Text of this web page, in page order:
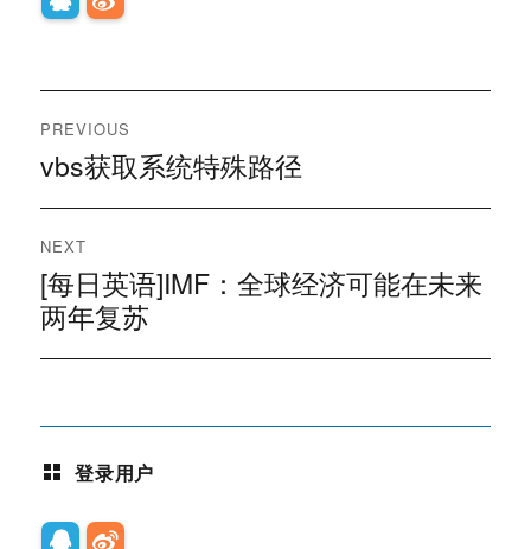
文
章
导
航
PREVIOUS
Previous
vbs获取系统特殊路径
NEXT
Next
post:
[每日英语]IMF：全球经济可能在未来
两年复苏
登录用户